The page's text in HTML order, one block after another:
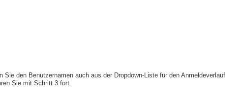
den Benutzernamen auch aus der Dropdown-Liste für den Anmeldeverlauf
Sie mit Schritt 3 fort.